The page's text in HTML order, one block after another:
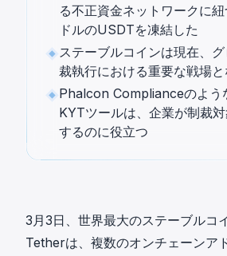
る不正資金ネットワークに
ドルのUSDTを凍結した
ステーブルコインは現在、
裁執行における重要な戦場
Phalcon Complianceのよう
KYTツールは、企業が制裁
するのに役立つ
3月3日、世界最大のステーブルコ
Tetherは、複数のオンチェーンア